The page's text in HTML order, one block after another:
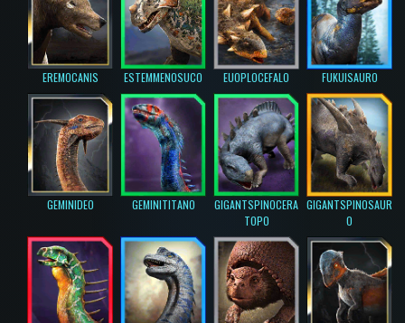
EREMOCANIS ESTEMMENOSUCO EUOPLOCEFALO FUKUISAURO
GEMINIDEO GEMINITITANO
GIGANTSPINOCERA
TOPO
GIGANTSPINOSAUR
O